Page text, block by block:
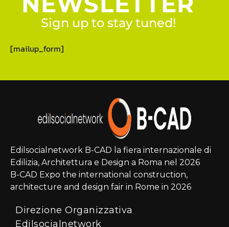
Sign up to stay tuned!
[mailup_form]
Edilsocialnetwork B-CAD la fiera internazionale di
Edilizia, Architettura e Design a Roma nel 2026
B-CAD Expo the international construction,
architecture and design fair in Rome in 2026
Direzione Organizzativa
Edilsocialnetwork